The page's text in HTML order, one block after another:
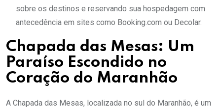
sobre os destinos e reservando sua hospedagem com
antecedência em sites como Booking.com ou Decolar.
Chapada das Mesas: Um
Paraíso Escondido no
Coração do Maranhão
A Chapada das Mesas, localizada no sul do Maranhão, é um